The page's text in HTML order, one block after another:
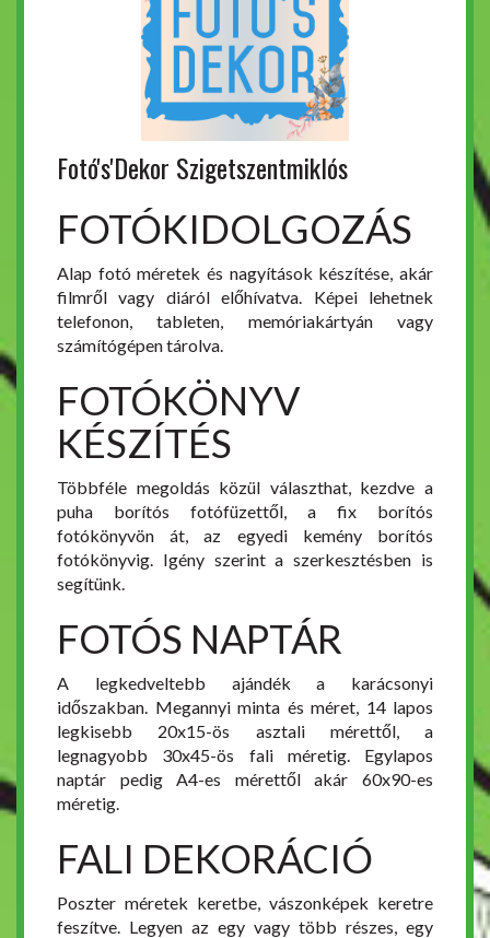
Fotó's'Dekor Szigetszentmiklós
FOTÓKIDOLGOZÁS
Alap fotó méretek és nagyítások készítése, akár
filmről vagy diáról előhívatva. Képei lehetnek
telefonon, tableten, memóriakártyán vagy
számítógépen tárolva.
FOTÓKÖNYV
KÉSZÍTÉS
Többféle megoldás közül választhat, kezdve a
puha borítós fotófüzettől, a fix borítós
fotókönyvön át, az egyedi kemény borítós
fotókönyvig. Igény szerint a szerkesztésben is
segítünk.
FOTÓS NAPTÁR
A legkedveltebb ajándék a karácsonyi
időszakban. Megannyi minta és méret, 14 lapos
legkisebb 20x15-ös asztali mérettől, a
legnagyobb 30x45-ös fali méretig. Egylapos
naptár pedig A4-es mérettől akár 60x90-es
méretig.
FALI DEKORÁCIÓ
Poszter méretek keretbe, vászonképek keretre
feszítve. Legyen az egy vagy több részes, egy